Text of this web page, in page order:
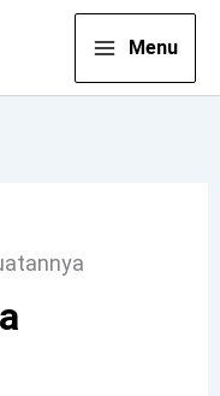
Menu